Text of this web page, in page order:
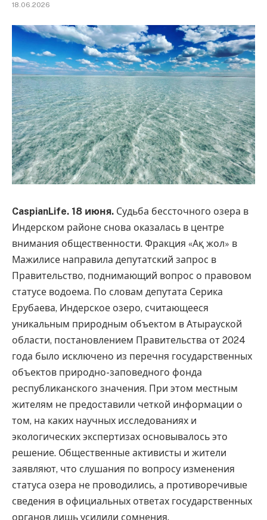
18.06.2026
CaspianLife. 18 июня. Судьба бессточного озера в
Индерском районе снова оказалась в центре
внимания общественности. Фракция «Ақ жол» в
Мажилисе направила депутатский запрос в
Правительство, поднимающий вопрос о правовом
статусе водоема. По словам депутата Серика
Ерубаева, Индерское озеро, считающееся
уникальным природным объектом в Атырауской
области, постановлением Правительства от 2024
года было исключено из перечня государственных
объектов природно-заповедного фонда
республиканского значения. При этом местным
жителям не предоставили четкой информации о
том, на каких научных исследованиях и
экологических экспертизах основывалось это
решение. Общественные активисты и жители
заявляют, что слушания по вопросу изменения
статуса озера не проводились, а противоречивые
сведения в официальных ответах государственных
органов лишь усилили сомнения.